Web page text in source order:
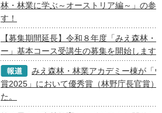
林・林業に学ぶ～オーストリア編～」の参
す！
【募集期間延長】令和８年度「みえ森林・
ー」基本コース受講生の募集を開始します
みえ森林・林業アカデミー棟が「
賞2025」において優秀賞（林野庁長官賞）
た。